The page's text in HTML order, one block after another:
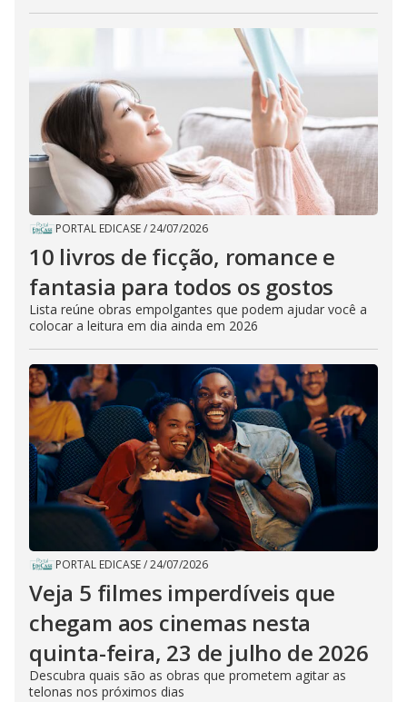
PORTAL EDICASE/24/07/2026
10 livros de ficção, romance e
fantasia para todos os gostos
Lista reúne obras empolgantes que podem ajudar você a
colocar a leitura em dia ainda em 2026
PORTAL EDICASE/24/07/2026
Veja 5 filmes imperdíveis que
chegam aos cinemas nesta
quinta-feira, 23 de julho de 2026
Descubra quais são as obras que prometem agitar as
telonas nos próximos dias